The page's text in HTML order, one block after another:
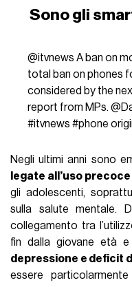
Sono gli
@itvnews A ban on
total ban on phones
considered by the
report from MPs.
#itvnews #phone
Negli ultimi anni sono
legate all’uso
gli adolescenti,
sulla salute mentale.
collegamento tra
fin dalla giovane età
depressione e deficit
essere